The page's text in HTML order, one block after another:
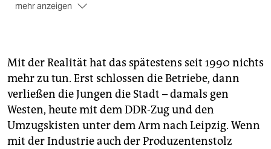
mehr anzeigen
Eisenbahnmuseumbesichtigen, ausrangierte Tatra-
Bahnen vor einem Jugendclub fotografieren und
dann das Chemnitzer Modell (S-Bahn und
Straßenbahn in einem) austesten: Chemnitz ist eine
Stadt perfekt für Puffer­küsser.
Hindernisse auf dem Weg
Mit der Realität hat das spätestens seit 1990 nichts
mehr zu tun. Erst schlossen die Betriebe, dann
verließen die Jungen die Stadt – damals gen
Westen, heute mit dem DDR-Zug und den
Umzugskisten unter dem Arm nach Leipzig. Wenn
mit der Industrie auch der Produzentenstolz